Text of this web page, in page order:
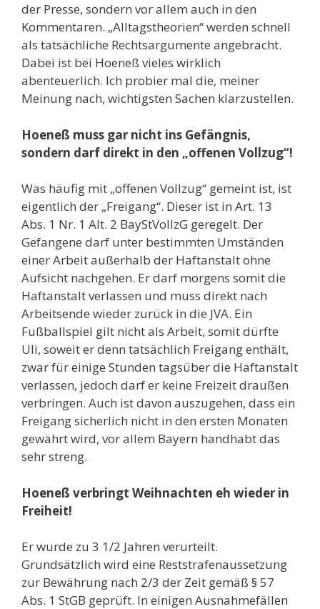
der Presse, sondern vor allem auch in den
Kommentaren. „Alltagstheorien“ werden schnell
als tatsächliche Rechtsargumente angebracht.
Dabei ist bei Hoeneß vieles wirklich
abenteuerlich. Ich probier mal die, meiner
Meinung nach, wichtigsten Sachen klarzustellen.
Hoeneß muss gar nicht ins Gefängnis,
sondern darf direkt in den „offenen Vollzug“!
Was häufig mit „offenen Vollzug“ gemeint ist, ist
eigentlich der „Freigang“. Dieser ist in Art. 13
Abs. 1 Nr. 1 Alt. 2 BayStVollzG geregelt. Der
Gefangene darf unter bestimmten Umständen
einer Arbeit außerhalb der Haftanstalt ohne
Aufsicht nachgehen. Er darf morgens somit die
Haftanstalt verlassen und muss direkt nach
Arbeitsende wieder zurück in die JVA. Ein
Fußballspiel gilt nicht als Arbeit, somit dürfte
Uli, soweit er denn tatsächlich Freigang enthält,
zwar für einige Stunden tagsüber die Haftanstalt
verlassen, jedoch darf er keine Freizeit draußen
verbringen. Auch ist davon auszugehen, dass ein
Freigang sicherlich nicht in den ersten Monaten
gewährt wird, vor allem Bayern handhabt das
sehr streng.
Hoeneß verbringt Weihnachten eh wieder in
Freiheit!
Er wurde zu 3 1/2 Jahren verurteilt.
Grundsätzlich wird eine Reststrafenaussetzung
zur Bewährung nach 2/3 der Zeit gemäß § 57
Abs. 1 StGB geprüft. In einigen Ausnahmefällen